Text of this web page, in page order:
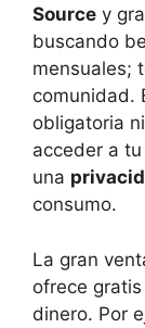
Source y
buscando
mensuales;
comunidad.
obligatoria
acceder a
una
consumo.
La gran
ofrece
dinero. Por